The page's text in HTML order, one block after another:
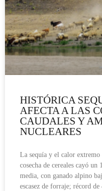
HISTÓRICA
AFECTA A LAS
CAUDALES Y
NUCLEARES
La sequía y el calor
cosecha de cereales cayó
media, con ganado alpino
escasez de forraje; récord de